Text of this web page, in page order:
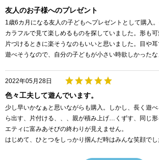
友人のお子様へのプレゼント
1歳6カ月になる友人の子どもへプレゼントとして購入。
カラフルで見て楽しめるものを探していました。形も
片づけるときに楽そうなのもいいと思いました。目や
遊べそうなので、自分の子どもが小さい時欲しかったな
2022年05月28日
色々工夫して遊んでいます。
少し早いかなぁと思いながらも購入。しかし、長く遊
ら出す、片付ける、、、親が積み上げ…くずす、同じ
エティに富みあそびの終わりが見えません。
はじめて、ひとつをしっかり掴んだ時はみんな笑顔でし